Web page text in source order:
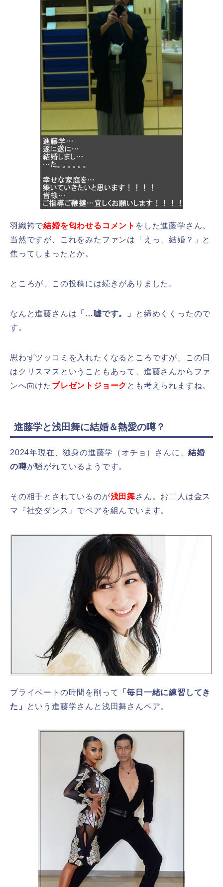
羽織袴で結婚を匂わせるコメント をした進藤学さん。
当然ですが、これをみたファンは「えっ、結婚？」と
焦ってしまったとか。
ところが、この投稿には続きがありました。
なんと進藤さんは 「…嘘です。」
と締めくくったので
す。
思わずツッコミを入れたくなるところですが、この日
はクリスマスということもあって、進藤さんからファ
ンへ向けた プレゼントジョーク とも考えられますね。
進藤学と浅田舞に結婚＆熱愛の噂？
2024年現在、独身の進藤学（オチョ）さんに、結婚
の噂が騒がれているようです。
その相手とされているのが浅田舞さん。お二人は金ス
マ『社交ダンス』でペアを組んでいます。
プライベートの時間を削って
「毎日一緒に練習してき
た」
という進藤学さんと浅田舞さんペア。